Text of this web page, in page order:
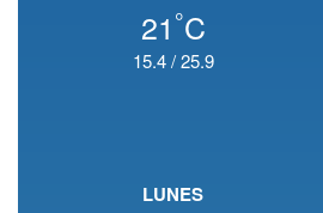
21 °C
15.4/25.9
LUNES